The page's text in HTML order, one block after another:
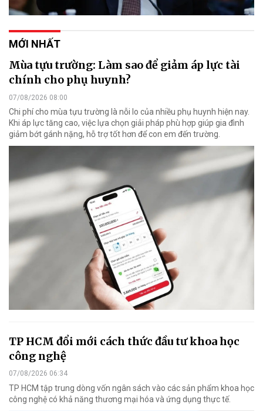
MỚI NHẤT
Mùa tựu trường: Làm sao để giảm áp lực tài
chính cho phụ huynh?
07/08/2026 08:00
Chi phí cho mùa tựu trường là nỗi lo của nhiều phụ huynh hiện nay.
Khi áp lực tăng cao, việc lựa chọn giải pháp phù hợp giúp gia đình
giảm bớt gánh nặng, hỗ trợ tốt hơn để con em đến trường.
TP HCM đổi mới cách thức đầu tư khoa học
công nghệ
07/08/2026 06:34
TP HCM tập trung dòng vốn ngân sách vào các sản phẩm khoa học
công nghệ có khả năng thương mại hóa và ứng dụng thực tế.